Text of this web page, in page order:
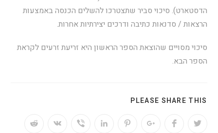
הדסטארט). סיכוי סביר שתצטרכו להשלים הכנסה באמצעות
הרצאות / סדנאות כתיבה ודרכים יצירתיות אחרות.
סיכוי מסויים שהוצאת הספר הראשון היא זריעת זרעים לקראת
הספר הבא.
PLEASE SHARE THIS